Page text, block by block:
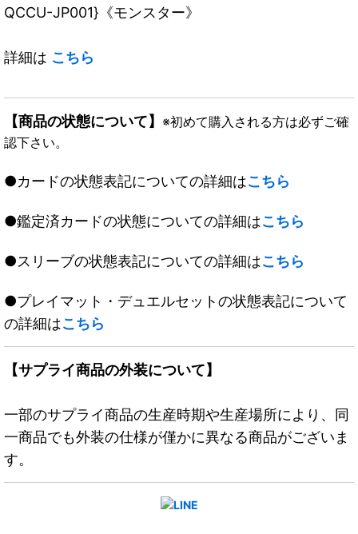
QCCU-JP001}《モンスター》
詳細は こちら
【商品の状態について】 ※初めて購入される方は必ずご確
認下さい。
●カードの状態表記についての詳細はこちら
●鑑定済カードの状態についての詳細はこちら
●スリーブの状態表記についての詳細はこちら
●プレイマット・デュエルセットの状態表記について
の詳細はこちら
【サプライ商品の外装について】
一部のサプライ商品の生産時期や生産場所により、同
一商品でも外装の仕様が僅かに異なる商品がございま
す。